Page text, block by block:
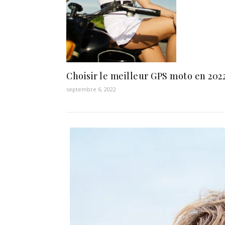
Choisir le meilleur GPS moto en
septembre 6, 2022